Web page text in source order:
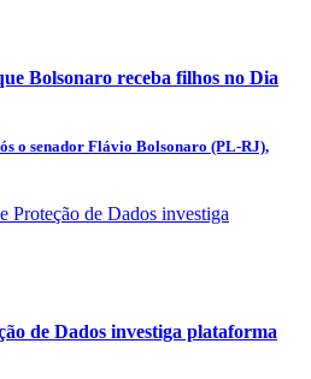
Bolsonaro receba filhos no Dia
o senador Flávio Bolsonaro (PL-RJ),
de Dados investiga plataforma